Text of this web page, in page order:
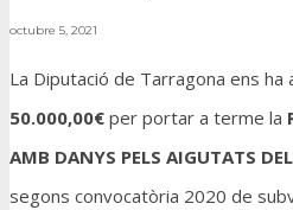
octubre 5, 2021
La Diputació de Tarragona ens
50.000,00€ per portar a terme la
AMB DANYS PELS AIGUTATS
segons convocatòria 2020 de